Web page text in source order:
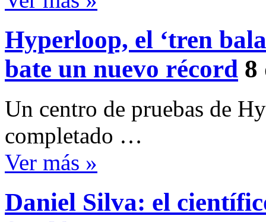
Hyperloop, el ‘tren
bate un nuevo récord 8
Un centro de pruebas de
completado …
Ver más »
Daniel Silva: el